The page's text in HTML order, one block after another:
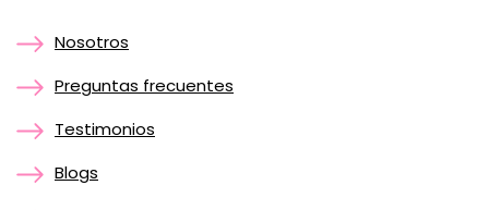
Nosotros
Preguntas frecuentes
Testimonios
Blogs